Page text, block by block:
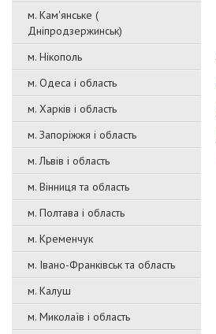
м. Кам'янське (
Дніпродзержинськ)
м. Нікополь
м. Одеса і область
м. Харків і область
м. Запоріжжя і область
м. Львів і область
м. Вінниця та область
м. Полтава і область
м. Кременчук
м. Івано-Франківськ та область
м. Калуш
м. Миколаїв і область